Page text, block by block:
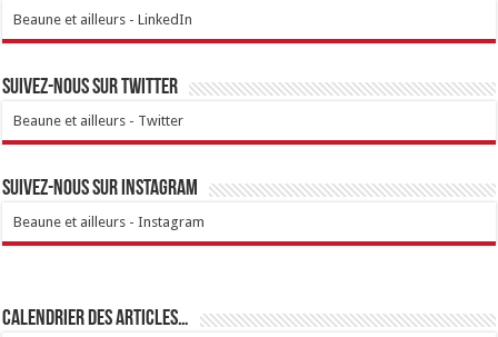
Beaune et ailleurs - LinkedIn
Suivez-nous sur Twitter
Beaune et ailleurs - Twitter
Suivez-nous sur Instagram
Beaune et ailleurs - Instagram
Calendrier des articles…